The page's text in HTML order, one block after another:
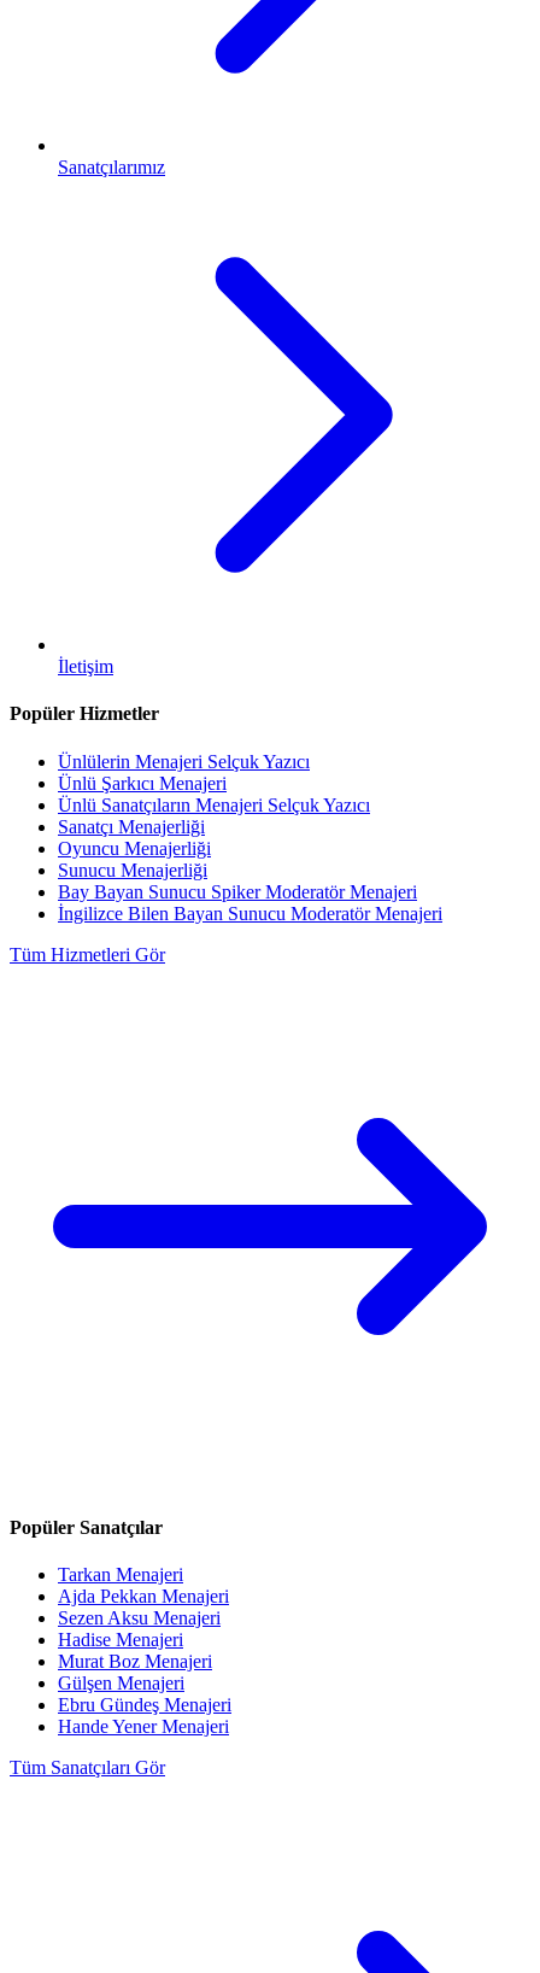
Sanatçılarımız
İletişim
Popüler Hizmetler
Ünlülerin Menajeri Selçuk Yazıcı
Ünlü Şarkıcı Menajeri
Ünlü Sanatçıların Menajeri Selçuk Yazıcı
Sanatçı Menajerliği
Oyuncu Menajerliği
Sunucu Menajerliği
Bay Bayan Sunucu Spiker Moderatör Menajeri
İngilizce Bilen Bayan Sunucu Moderatör Menajeri
Tüm Hizmetleri Gör
Popüler Sanatçılar
Tarkan Menajeri
Ajda Pekkan Menajeri
Sezen Aksu Menajeri
Hadise Menajeri
Murat Boz Menajeri
Gülşen Menajeri
Ebru Gündeş Menajeri
Hande YenerMenajeri
Tüm Sanatçıları Gör